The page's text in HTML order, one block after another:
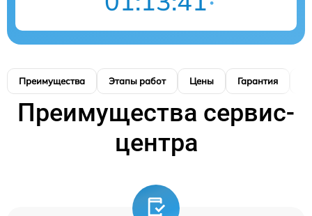
Преимущества Этапы работ Цены Гарантия
Преимущества сервис-
центра